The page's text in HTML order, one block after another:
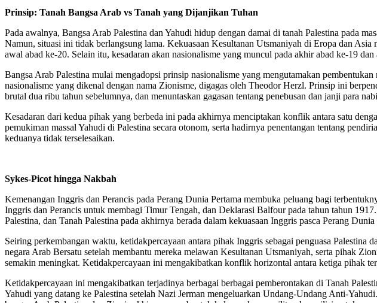
Prinsip: Tanah Bangsa Arab vs Tanah yang Dijanjikan Tuhan
Pada awalnya, Bangsa Arab Palestina dan Yahudi hidup dengan damai di tanah Palestina pada
Namun, situasi ini tidak berlangsung lama. Kekuasaan Kesultanan Utsmaniyah di Eropa dan
awal abad ke-20. Selain itu, kesadaran akan nasionalisme yang muncul pada akhir abad ke-19
Bangsa Arab Palestina mulai mengadopsi prinsip nasionalisme yang mengutamakan
nasionalisme yang dikenal dengan nama Zionisme, digagas oleh Theodor Herzl. Prinsip ini
brutal dua ribu tahun sebelumnya, dan menuntaskan gagasan tentang penebusan dan janji para
Kesadaran dari kedua pihak yang berbeda ini pada akhirnya menciptakan konflik antara satu
pemukiman massal Yahudi di Palestina secara otonom, serta hadirnya penentangan tentang
keduanya tidak terselesaikan.
Sykes-Picot hingga Nakbah
Kemenangan Inggris dan Perancis pada Perang Dunia Pertama membuka peluang bagi
Inggris dan Perancis untuk membagi Timur Tengah, dan Deklarasi Balfour pada tahun tahun
Palestina, dan Tanah Palestina pada akhirnya berada dalam kekuasaan Inggris pasca Perang
Seiring perkembangan waktu, ketidakpercayaan antara pihak Inggris sebagai penguasa
negara Arab Bersatu setelah membantu mereka melawan Kesultanan Utsmaniyah, serta pihak
semakin meningkat. Ketidakpercayaan ini mengakibatkan konflik horizontal antara ketiga pihak
Ketidakpercayaan ini mengakibatkan terjadinya berbagai berbagai pemberontakan di Tanah
Yahudi yang datang ke Palestina setelah Nazi Jerman mengeluarkan Undang-Undang Anti-